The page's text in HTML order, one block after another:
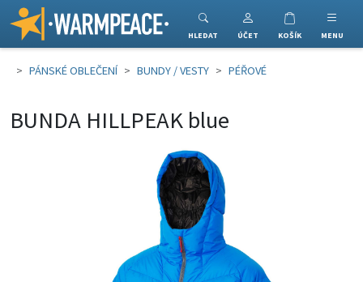
Warmpeace
HLEDAT ÚČET KOŠÍK MENU
PÁNSKÉ OBLEČENÍ BUNDY / VESTY PÉŘOVÉ
BUNDA HILLPEAK blue